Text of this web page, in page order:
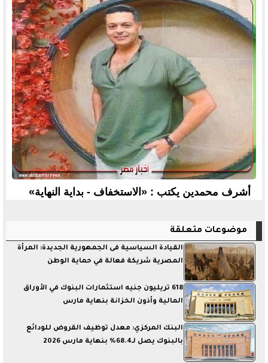
أشرف محمدين يكتب : «الاستخفاف - بداية النهاية»
موضوعات متعلقة
القيادة السياسية فى الجمهورية الجديدة: المرأة
المصرية شريكة فعالة في حماية الوطن
618 تريليون جنيه استثمارات البنوك في الأوراق
المالية وأذون الخزانة بنهاية مارس
البنك المركزي: معدل توظيف القروض للودائع
بالبنوك يصل لـ68.4% بنهاية مارس 2026